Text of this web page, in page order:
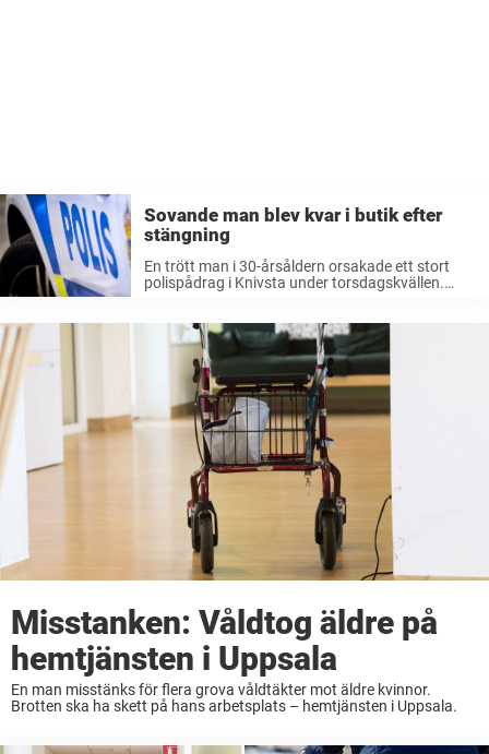
Sovande man blev kvar i butik efter
stängning
En trött man i 30-årsåldern orsakade ett stort
polispådrag i Knivsta under torsdagskvällen.
Misstanken: Våldtog äldre på
hemtjänsten i Uppsala
En man misstänks för flera grova våldtäkter mot äldre kvinnor.
Brotten ska ha skett på hans arbetsplats – hemtjänsten i Uppsala.